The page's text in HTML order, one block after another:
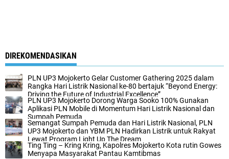
DIREKOMENDASIKAN
PLN UP3 Mojokerto Gelar Customer Gathering 2025 dalam
Rangka Hari Listrik Nasional ke-80 bertajuk “Beyond Energy:
Driving the Future of Industrial Excellence”
PLN UP3 Mojokerto Dorong Warga Sooko 100% Gunakan
Aplikasi PLN Mobile di Momentum Hari Listrik Nasional dan
Sumpah Pemuda
Semangat Sumpah Pemuda dan Hari Listrik Nasional, PLN
UP3 Mojokerto dan YBM PLN Hadirkan Listrik untuk Rakyat
Lewat Program Light Up The Dream
Ting Ting – Kring Kring, Kapolres Mojokerto Kota rutin Gowes
Menyapa Masyarakat Pantau Kamtibmas